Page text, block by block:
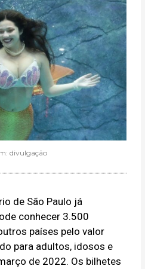
divulgação
de São Paulo já
conhecer 3.500
países pelo valor
para adultos, idosos e
de 2022. Os bilhetes